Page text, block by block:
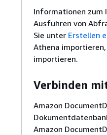
Informationen zum
Ausführen von
Sie unter Erstellen
Athena importieren,
importieren.
Verbinden
Amazon
Amazon